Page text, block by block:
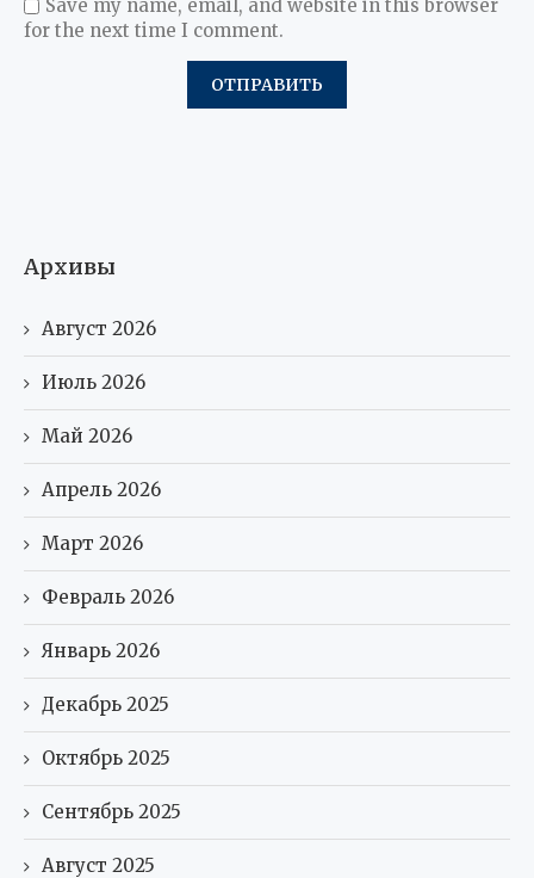
Save my name, email, and website in this browser
for the next time I comment.
Архивы
Август 2026
Июль 2026
Май 2026
Апрель 2026
Март 2026
Февраль 2026
Январь 2026
Декабрь 2025
Октябрь 2025
Сентябрь 2025
Август 2025